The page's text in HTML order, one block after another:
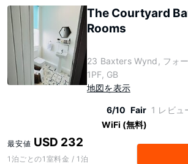
The Courtyard
Rooms
23 Baxters Wynd, フォ
1PF, GB
地図を表示
6/10 Fair 1 レビュ
WiFi (無料)
最安値 USD 232
1泊ごとの1室料金 / 1泊